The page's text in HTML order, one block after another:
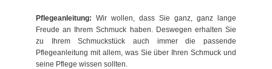
Pflegeanleitung: Wir wollen, dass Sie ganz, ganz lange
Freude an Ihrem Schmuck haben. Deswegen erhalten Sie
zu Ihrem Schmuckstück auch immer die passende
Pflegeanleitung mit allem, was Sie über Ihren Schmuck und
seine Pflege wissen sollten.